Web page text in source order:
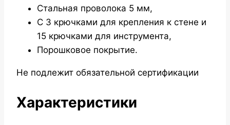
Стальная проволока 5 мм,
С 3 крючками для крепления к стене и
15 крючками для инструмента,
Порошковое покрытие.
Не подлежит обязательной сертификации
Характеристики